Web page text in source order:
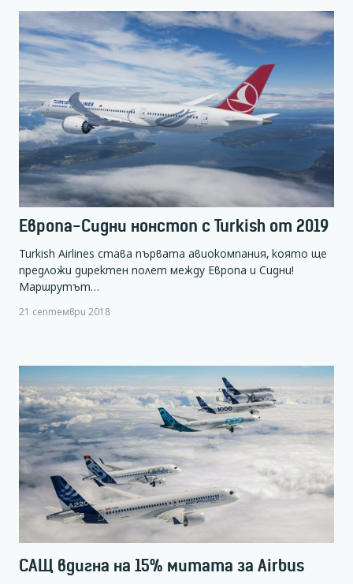
Европа-Сидни нонстоп с Turkish от 2019
Turkish Airlines става първата авиокомпания, която ще
предложи директен полет между Европа и Сидни!
Маршрутът…
21 септември 2018
САЩ вдигна на 15% митата за Airbus